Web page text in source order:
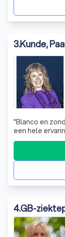
3.Kunde,
"Blanco en
een hele
zeer zeker
Nogmaals mijn
4.GB-